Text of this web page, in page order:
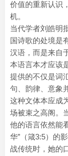
价值的重新认识
机。
当代学者刘皓明
国诗歌的处境是
汉语，而是来自
本语言本才应该
提供的不仅是词
句、韵律、意象
这种文体本应成
场被束之高阁。
他的语言依然能
华”（箴3:5）的
战传统时，她的